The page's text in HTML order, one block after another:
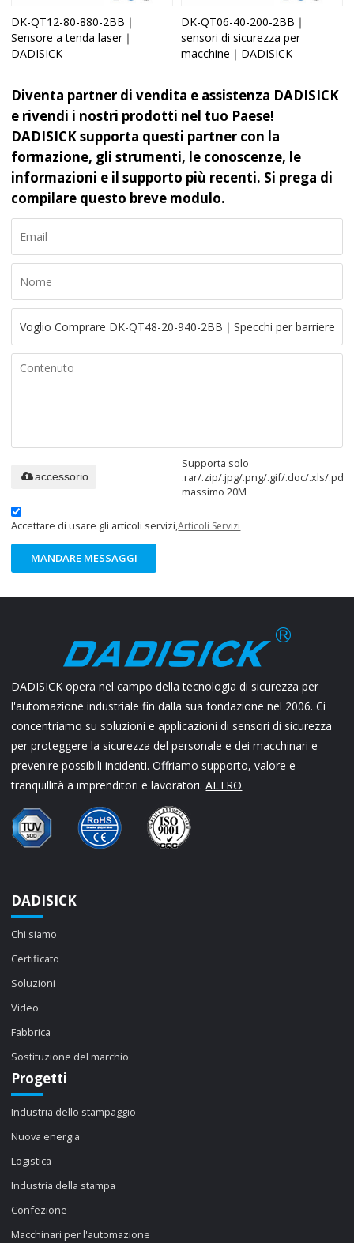
DK-QT12-80-880-2BB｜
Sensore a tenda laser｜
DADISICK
DK-QT06-40-200-2BB｜
sensori di sicurezza per
macchine｜DADISICK
Diventa partner di vendita e assistenza DADISICK
e rivendi i nostri prodotti nel tuo Paese!
DADISICK supporta questi partner con la
formazione, gli strumenti, le conoscenze, le
informazioni e il supporto più recenti. Si prega di
compilare questo breve modulo.
Supporta solo
.rar/.zip/.jpg/.png/.gif/.doc/.xls/.pdf,
massimo 20M
accessorio
Accettare di usare gli articoli servizi,Articoli Servizi
MANDARE MESSAGGI
DADISICK opera nel campo della tecnologia di sicurezza per
l'automazione industriale fin dalla sua fondazione nel 2006. Ci
concentriamo su soluzioni e applicazioni di sensori di sicurezza
per proteggere la sicurezza del personale e dei macchinari e
prevenire possibili incidenti. Offriamo supporto, valore e
tranquillità a imprenditori e lavoratori.ALTRO
DADISICK
Chi siamo
Certificato
Soluzioni
Video
Fabbrica
Sostituzione del marchio
Progetti
Industria dello stampaggio
Nuova energia
Logistica
Industria della stampa
Confezione
Macchinari per l'automazione